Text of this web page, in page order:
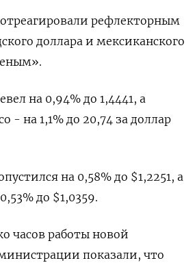
рефлекторным
доллара и мексиканского
на 0,94% до 1,4441, а
- на 1,1% до 20,74 за доллар
на 0,58% до $1,2251, а
до $1,0359.
часов работы новой
показали, что